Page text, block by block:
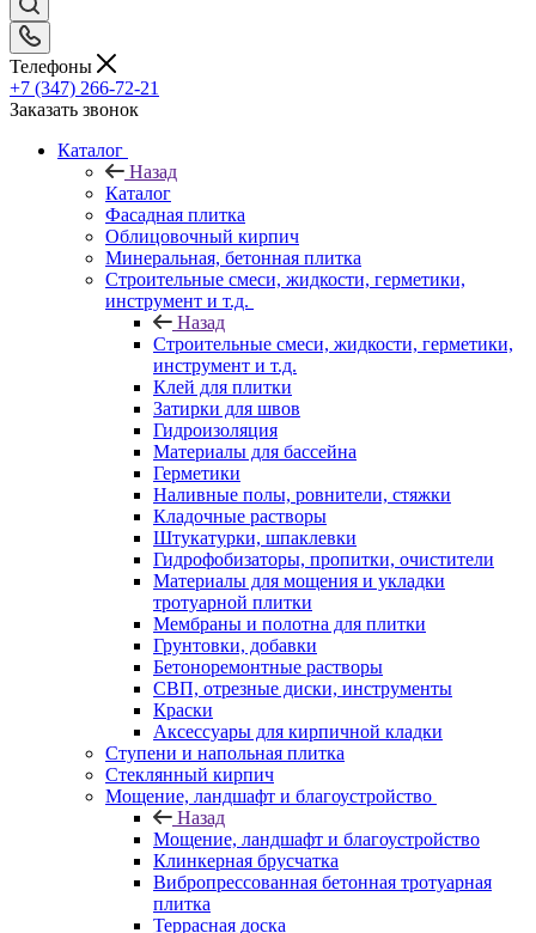
Телефоны
+7 (347) 266-72-21
Заказать звонок
Каталог
Назад
Каталог
Фасадная плитка
Облицовочный кирпич
Минеральная, бетонная плитка
Строительные смеси, жидкости, герметики,
инструмент и т.д.
Назад
Строительные смеси, жидкости, герметики,
инструмент и т.д.
Клей для плитки
Затирки для швов
Гидроизоляция
Материалы для бассейна
Герметики
Наливные полы, ровнители, стяжки
Кладочные растворы
Штукатурки, шпаклевки
Гидрофобизаторы, пропитки, очистители
Материалы для мощения и укладки
тротуарной плитки
Мембраны и полотна для плитки
Грунтовки, добавки
Бетоноремонтные растворы
СВП, отрезные диски, инструменты
Краски
Аксессуары для кирпичной кладки
Ступени и напольная плитка
Cтеклянный кирпич
Мощение, ландшафт и благоустройство
Назад
Мощение, ландшафт и благоустройство
Клинкерная брусчатка
Вибропрессованная бетонная тротуарная
плитка
Террасная доска